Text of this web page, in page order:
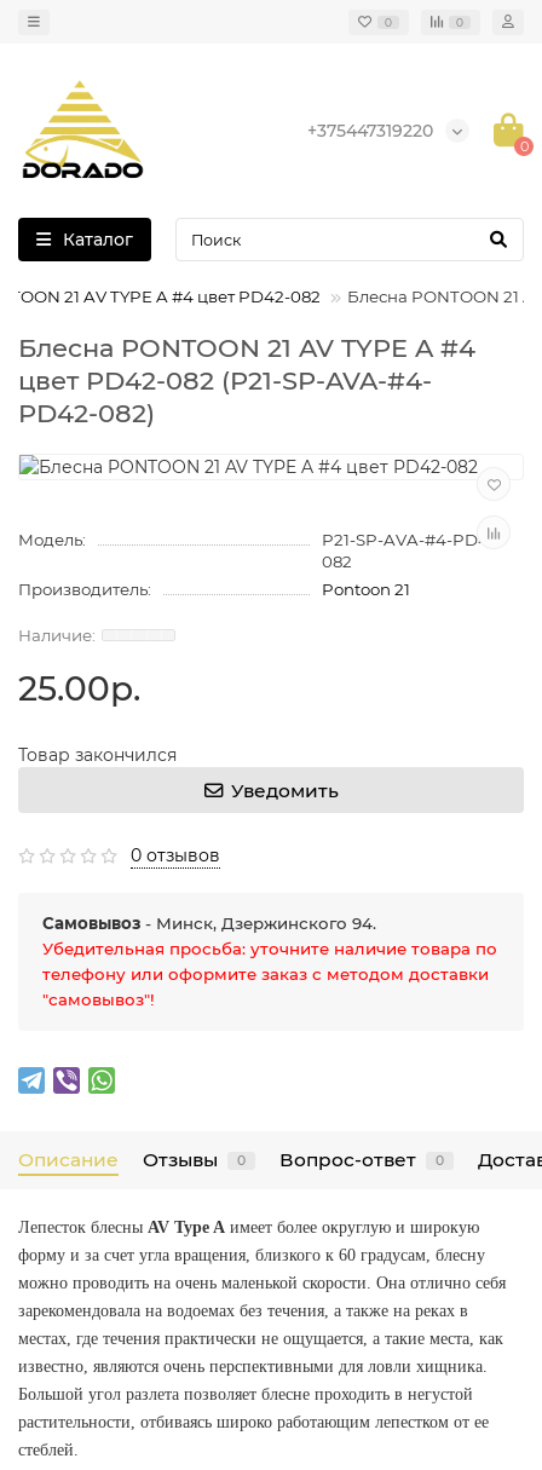
0 0
+375447319220
0
Каталог
21 AV TYPE A #4 цвет PD42-082 Блесна PONTOON 21
Блесна PONTOON 21 AV TYPE A #4
цвет PD42-082 (P21-SP-AVA-#4-
PD42-082)
Модель:
P21-SP-AVA-#4-PD42-
082
Производитель:
Pontoon 21
25.00р.
Товар закончился
Уведомить
0 отзывов
Самовывоз - Минск, Дзержинского 94.
Убедительная просьба: уточните наличие товара по
телефону или оформите заказ с методом доставки
"самовывоз"!
Описание Отзывы 0 Вопрос-ответ 0
Лепесток блесны AV Type A имеет более округлую и широкую
форму и за счет угла вращения, близкого к 60 градусам, блесну
можно проводить на очень маленькой скорости. Она отлично себя
зарекомендовала на водоемах без течения, а также на реках в
местах, где течения практически не ощущается, а такие места, как
известно, являются очень перспективными для ловли хищника.
Большой угол разлета позволяет блесне проходить в негустой
растительности, отбиваясь широко работающим лепестком от ее
стеблей.